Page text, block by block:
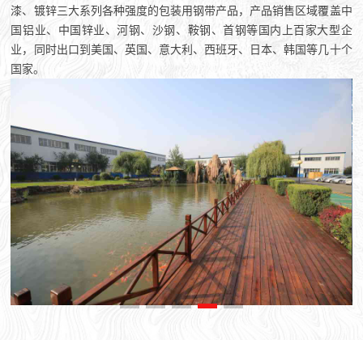
漆、镀锌三大系列各种强度的包装用钢带产品，产品销售区域覆盖中
国铝业、中国锌业、河钢、沙钢、鞍钢、首钢等国内上百家大型企
业，同时出口到美国、英国、意大利、西班牙、日本、韩国等几十个
国家。